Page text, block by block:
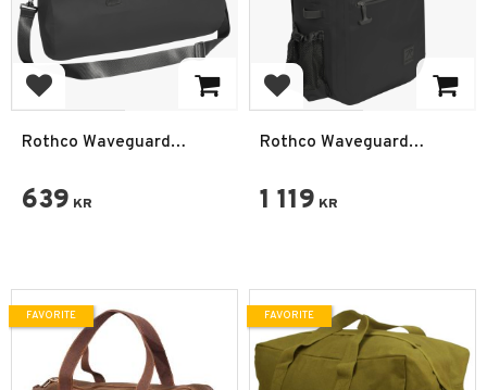
Add to favorites
Rothco Waveguard
20L
639 KR
Add to favorites
Rothco Waveguard
1 119 KR
FAVORITE FAVORITE